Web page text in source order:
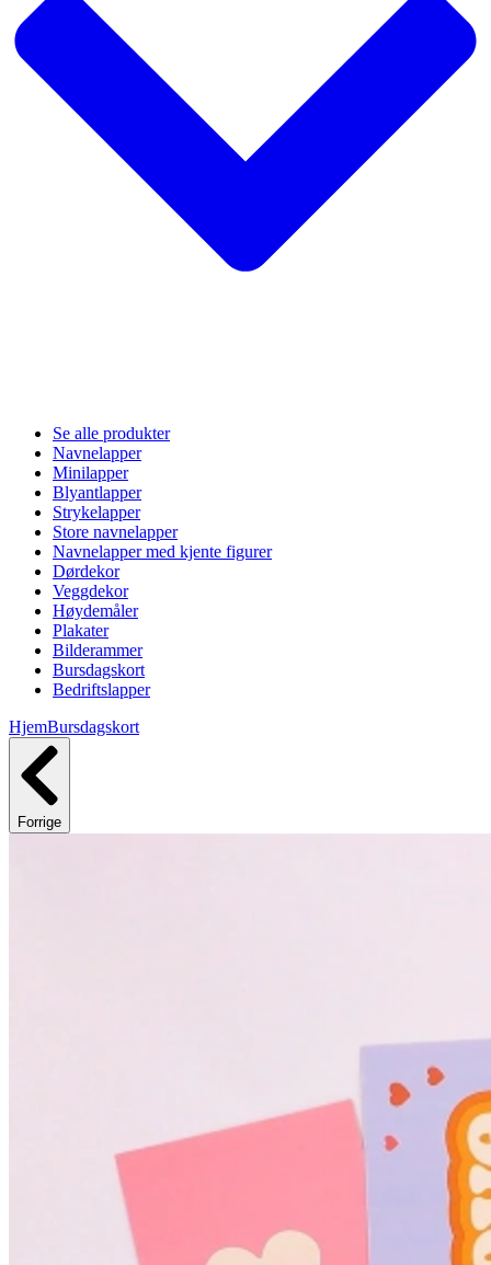
Se alle produkter
Navnelapper
Minilapper
Blyantlapper
Strykelapper
Store navnelapper
Navnelapper med kjente figurer
Dørdekor
Veggdekor
Høydemåler
Plakater
Bilderammer
Bursdagskort
Bedriftslapper
HjemBursdagskort
Forrige